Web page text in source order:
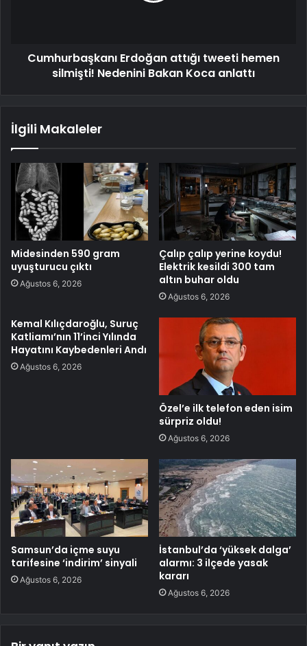
Cumhurbaşkanı Erdoğan attığı tweeti hemen
silmişti! Nedenini Bakan Koca anlattı
İlgili Makaleler
Midesinden 590 gram
uyuşturucu çıktı
Ağustos 6, 2026
Çalıp çalıp yerine koydu!
Elektrik kesildi 300 tam
altın buhar oldu
Ağustos 6, 2026
Kemal Kılıçdaroğlu, Suruç
Katliamı’nın 11’inci Yılında
Hayatını Kaybedenleri Andı
Ağustos 6, 2026
Özel’e ilk telefon eden isim
sürpriz oldu!
Ağustos 6, 2026
Samsun’da içme suyu
tarifesine ‘indirim’ sinyali
Ağustos 6, 2026
İstanbul’da ‘yüksek dalga’
alarmı: 3 ilçede yasak
kararı
Ağustos 6, 2026